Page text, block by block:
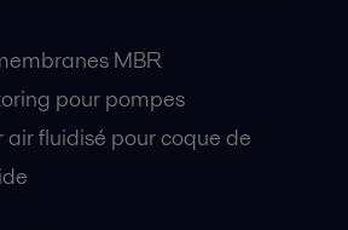
MBR
pour pompes
fluidisé pour coque de